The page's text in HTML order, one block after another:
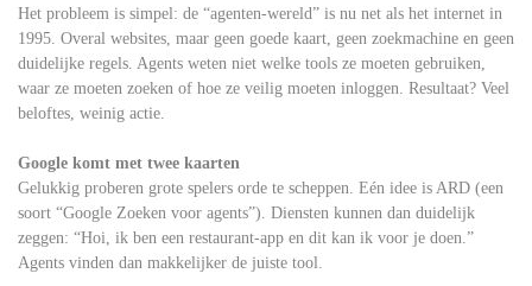
Het probleem is simpel: de “agenten-wereld” is nu net als het internet in
1995. Overal websites, maar geen goede kaart, geen zoekmachine en geen
duidelijke regels. Agents weten niet welke tools ze moeten gebruiken,
waar ze moeten zoeken of hoe ze veilig moeten inloggen. Resultaat? Veel
beloftes, weinig actie.
Google komt met twee kaarten
Gelukkig proberen grote spelers orde te scheppen. Eén idee is ARD (een
soort “Google Zoeken voor agents”). Diensten kunnen dan duidelijk
zeggen: “Hoi, ik ben een restaurant-app en dit kan ik voor je doen.”
Agents vinden dan makkelijker de juiste tool.